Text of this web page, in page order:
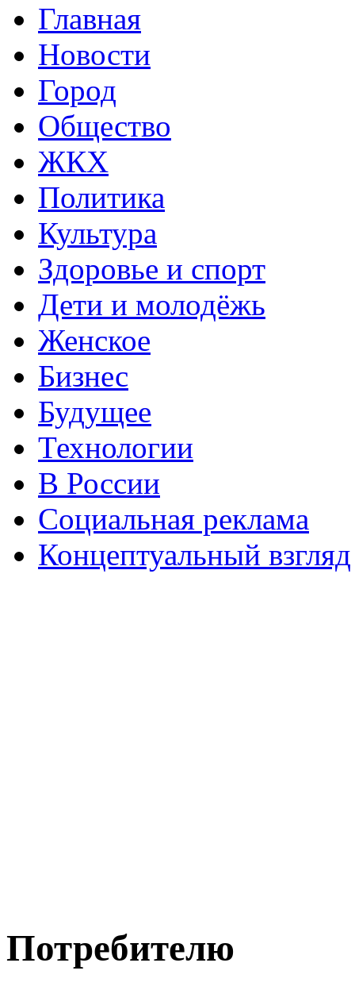
Главная
Новости
Город
Общество
ЖКХ
Политика
Культура
Здоровье и спорт
Дети и молодёжь
Женское
Бизнес
Будущее
Технологии
В России
Социальная реклама
Концептуальный взгляд
Потребителю